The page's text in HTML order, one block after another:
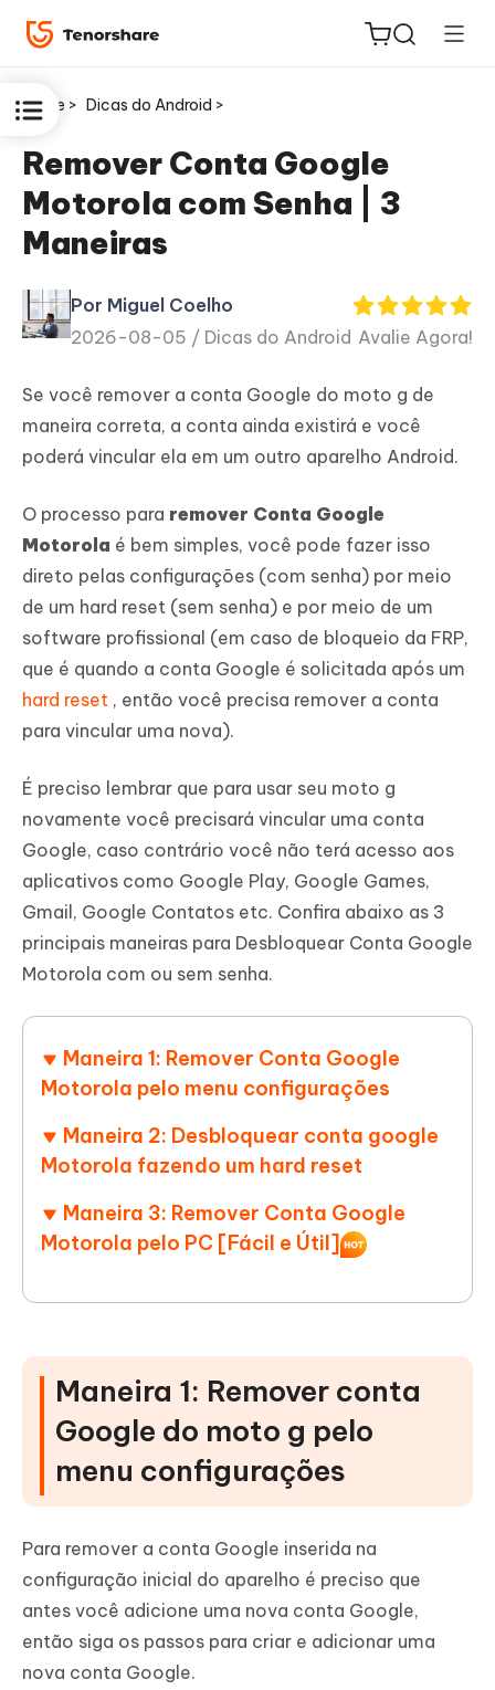
ReiBoot
for iOS
PDNob
PDF
Novo
iAnyGo
Home > Dicas do Android >
Remover Conta Google
Motorola com Senha | 3
Maneiras
Por Miguel Coelho
2026-08-05 / Dicas do Android Avalie Agora!
Se você remover a conta Google do moto g de
maneira correta, a conta ainda existirá e você
poderá vincular ela em um outro aparelho Android.
O processo para remover Conta Google
Motorola é bem simples, você pode fazer isso
direto pelas configurações (com senha) por meio
de um hard reset (sem senha) e por meio de um
software profissional (em caso de bloqueio da FRP,
que é quando a conta Google é solicitada após um
hard reset , então você precisa remover a conta
para vincular uma nova).
É preciso lembrar que para usar seu moto g
novamente você precisará vincular uma conta
Google, caso contrário você não terá acesso aos
aplicativos como Google Play, Google Games,
Gmail, Google Contatos etc. Confira abaixo as 3
principais maneiras para Desbloquear Conta Google
Motorola com ou sem senha.
Maneira 1: Remover Conta Google
Motorola pelo menu configurações
Maneira 2: Desbloquear conta google
Motorola fazendo um hard reset
Maneira 3: Remover Conta Google
Motorola pelo PC [Fácil e Útil]
Maneira 1: Remover conta
Google do moto g pelo
menu configurações
Para remover a conta Google inserida na
configuração inicial do aparelho é preciso que
antes você adicione uma nova conta Google,
então siga os passos para criar e adicionar uma
nova conta Google.